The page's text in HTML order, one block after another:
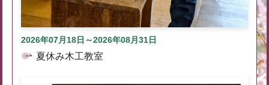
2026年07月18日～2026年08月31日
夏休み木工教室